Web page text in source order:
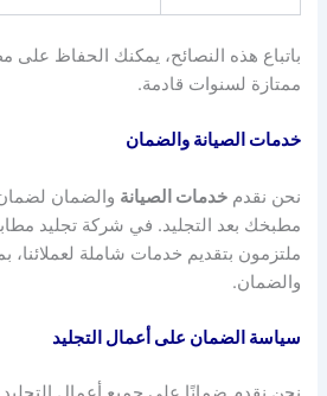
باتباع هذه النصائح، يمكنك الحفاظ
ممتازة لسنوات قادمة.
خدمات الصيانة والضمان
نحن نقدمخدمات الصيانة والضمان
مطبخك بعد التجليد. في شركة تجليد
ملتزمون بتقديم خدمات شاملة لعملائنا،
والضمان.
سياسة الضمان على أعمال التجليد